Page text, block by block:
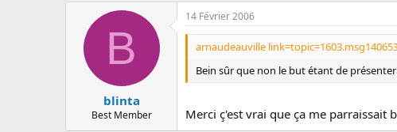
B
blinta
Best Member
14 Février 2006
arnaudeauville
Bein sûr que non le but étant de
Merci ç'est vrai que ça me parraissait